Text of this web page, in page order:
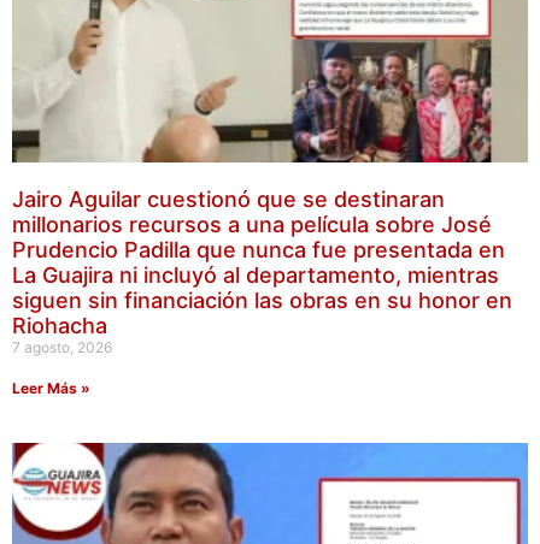
Jairo Aguilar cuestionó que se destinaran
millonarios recursos a una película sobre José
Prudencio Padilla que nunca fue presentada en
La Guajira ni incluyó al departamento, mientras
siguen sin financiación las obras en su honor en
Riohacha
7 agosto, 2026
Leer Más »